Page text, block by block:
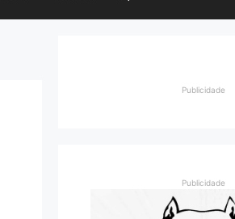
Publicidade
Publicidade